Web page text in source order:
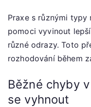
Praxe s různými typy
pomoci vyvinout
různé odrazy. Toto
rozhodování během
Běžné chyby
se vyhnout